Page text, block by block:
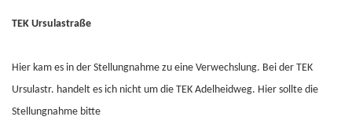
TEK Ursulastraße
Hier kam es in der Stellungnahme zu eine Verwechslung. Bei der TEK
Ursulastr. handelt es ich nicht um die TEK Adelheidweg. Hier sollte die
Stellungnahme bitte